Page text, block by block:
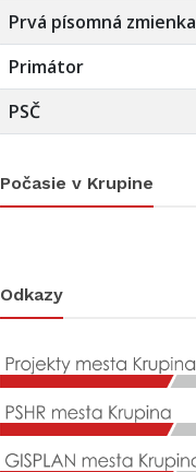
Prvá písomná zmienka
Primátor
PSČ
Počasie v Krupine
Odkazy